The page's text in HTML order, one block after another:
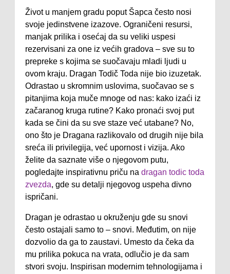
Život u manjem gradu poput Šapca često nosi
svoje jedinstvene izazove. Ograničeni resursi,
manjak prilika i osećaj da su veliki uspesi
rezervisani za one iz većih gradova – sve su to
prepreke s kojima se suočavaju mladi ljudi u
ovom kraju. Dragan Todič Toda nije bio izuzetak.
Odrastao u skromnim uslovima, suočavao se s
pitanjima koja muče mnoge od nas: kako izaći iz
začaranog kruga rutine? Kako pronaći svoj put
kada se čini da su sve staze već utabane? No,
ono što je Dragana razlikovalo od drugih nije bila
sreća ili privilegija, već upornost i vizija. Ako
želite da saznate više o njegovom putu,
pogledajte inspirativnu priču na dragan todic toda
zvezda, gde su detalji njegovog uspeha divno
ispričani.
Dragan je odrastao u okruženju gde su snovi
često ostajali samo to – snovi. Međutim, on nije
dozvolio da ga to zaustavi. Umesto da čeka da
mu prilika pokuca na vrata, odlučio je da sam
stvori svoju. Inspirisan modernim tehnologijama i